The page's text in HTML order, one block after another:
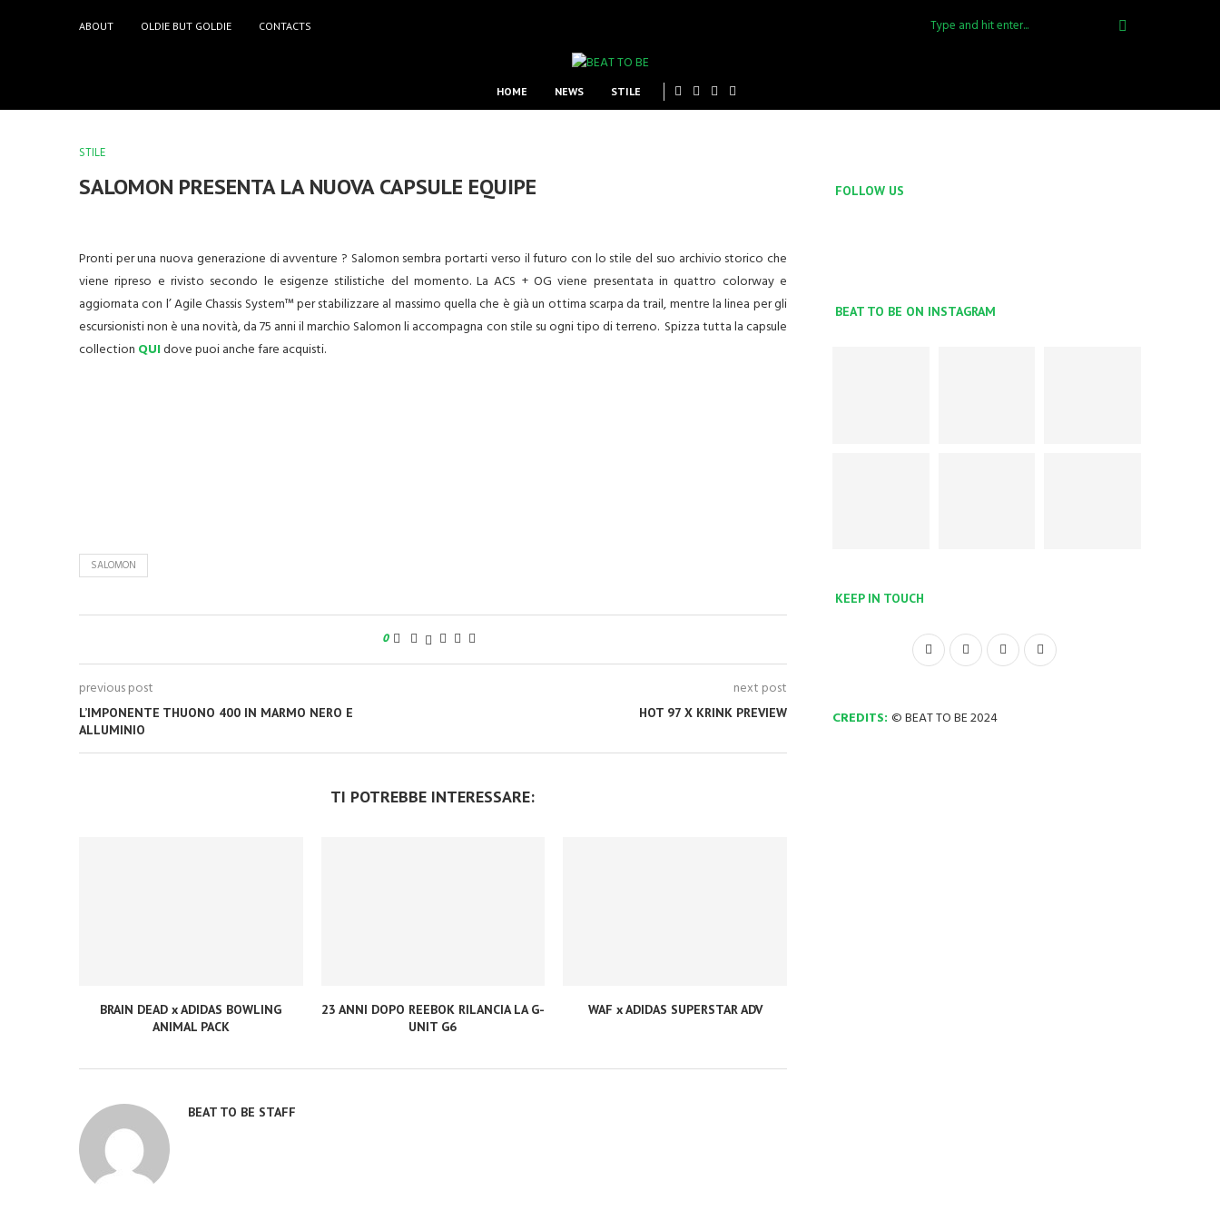
ABOUT OLDIE BUT GOLDIE CONTACTS
HOME NEWS STILE
STILE
SALOMON PRESENTA LA NUOVA CAPSULE EQUIPE
Pronti per una nuova generazione di avventure ? Salomon sembra portarti verso il futuro con lo stile del suo archivio storico che
viene ripreso e rivisto secondo le esigenze stilistiche del momento. La ACS + OG viene presentata in quattro colorway e
aggiornata con l’ Agile Chassis System™ per stabilizzare al massimo quella che è già un ottima scarpa da trail, mentre la linea per gli
escursionisti non è una novità, da 75 anni il marchio Salomon li accompagna con stile su ogni tipo di terreno. Spizza tutta la capsule
collection QUIdove puoi anche fare acquisti.
SALOMON
0
previous post
L’IMPONENTE THUONO 400 IN MARMO NERO E
ALLUMINIO
next post
HOT 97 X KRINK PREVIEW
TI POTREBBE INTERESSARE:
BRAIN DEAD x ADIDAS BOWLING
ANIMAL PACK
23 ANNI DOPO REEBOK RILANCIA LA G-
UNIT G6
WAF x ADIDAS SUPERSTAR ADV
BEAT TO BE STAFF
FOLLOW US
BEAT TO BE ON INSTAGRAM
KEEP IN TOUCH
CREDITS: © BEAT TO BE 2024